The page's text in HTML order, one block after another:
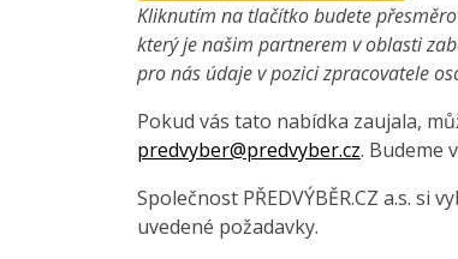
Kliknutím na tlačítko budete
který je našim partnerem v oblasti
pro nás údaje v pozici zpracovatele
Pokud vás tato nabídka zaujala,
predvyber@predvyber.cz. Budeme
Společnost PŘEDVÝBĚR.CZ a.s.
uvedené požadavky.